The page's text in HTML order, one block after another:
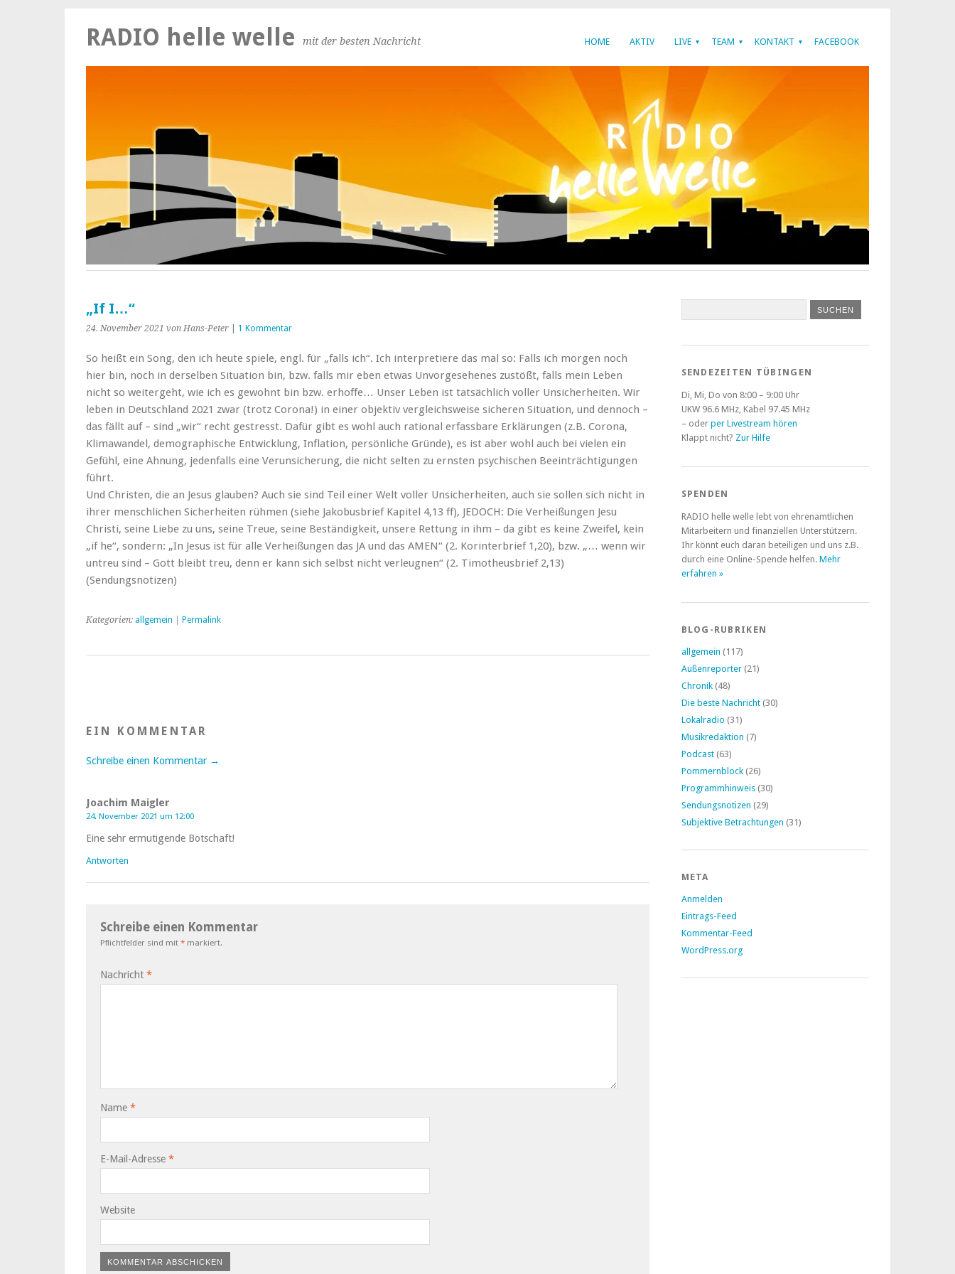
HOME AKTIV LIVE TEAM KONTAKT FACEBOOK
RADIO helle welle mit der besten Nachricht
„If I…“
24. November 2021 von Hans-Peter 1 Kommentar
So heißt ein Song, den ich heute spiele, engl. für „falls ich“. Ich interpretiere das mal so: Falls ich morgen noch
hier bin, noch in derselben Situation bin, bzw. falls mir eben etwas Unvorgesehenes zustößt, falls mein Leben
nicht so weitergeht, wie ich es gewohnt bin bzw. erhoffe… Unser Leben ist tatsächlich voller Unsicherheiten. Wir
leben in Deutschland 2021 zwar (trotz Corona!) in einer objektiv vergleichsweise sicheren Situation, und dennoch –
das fällt auf – sind „wir“ recht gestresst. Dafür gibt es wohl auch rational erfassbare Erklärungen (z.B. Corona,
Klimawandel, demographische Entwicklung, Inflation, persönliche Gründe), es ist aber wohl auch bei vielen ein
Gefühl, eine Ahnung, jedenfalls eine Verunsicherung, die nicht selten zu ernsten psychischen Beeinträchtigungen
führt.
Und Christen, die an Jesus glauben? Auch sie sind Teil einer Welt voller Unsicherheiten, auch sie sollen sich nicht in
ihrer menschlichen Sicherheiten rühmen (siehe Jakobusbrief Kapitel 4,13 ff), JEDOCH: Die Verheißungen Jesu
Christi, seine Liebe zu uns, seine Treue, seine Beständigkeit, unsere Rettung in ihm – da gibt es keine Zweifel, kein
„if he“, sondern: „In Jesus ist für alle Verheißungen das JA und das AMEN“ (2. Korinterbrief 1,20), bzw. „… wenn wir
untreu sind – Gott bleibt treu, denn er kann sich selbst nicht verleugnen“ (2. Timotheusbrief 2,13)
(Sendungsnotizen)
Kategorien: allgemein Permalink
EIN KOMMENTAR
Schreibe einen Kommentar →
Joachim Maigler
24. November 2021 um 12:00
Eine sehr ermutigende Botschaft!
Antworten
Schreibe einen Kommentar
Pflichtfelder sind mit * markiert.
Nachricht *
Name *
E-Mail-Adresse *
Website
SENDEZEITEN TÜBINGEN
Di, Mi, Do von 8:00 – 9:00 Uhr
UKW 96.6 MHz, Kabel 97.45 MHz
– oder per Livestream hören
Klappt nicht? Zur Hilfe
SPENDEN
RADIO helle welle lebt von ehrenamtlichen
Mitarbeitern und finanziellen Unterstützern.
Ihr könnt euch daran beteiligen und uns z.B.
durch eine Online-Spende helfen. Mehr
erfahren »
BLOG-RUBRIKEN
allgemein (117)
Außenreporter(21)
Chronik(48)
Die beste Nachricht(30)
Lokalradio (31)
Musikredaktion (7)
Podcast(63)
Pommernblock(26)
Programmhinweis(30)
Sendungsnotizen (29)
Subjektive Betrachtungen (31)
META
Anmelden
Eintrags-Feed
Kommentar-Feed
WordPress.org